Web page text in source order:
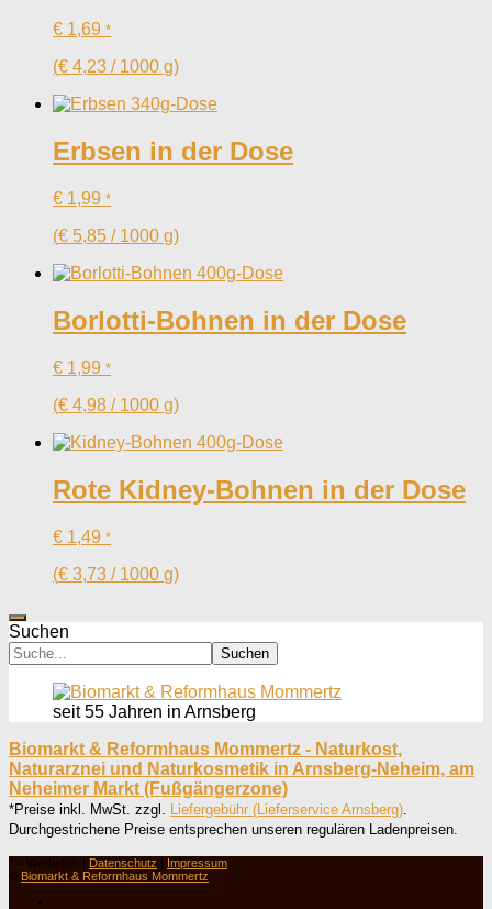
€ 1,69 *
(€ 4,23 / 1000 g)
Erbsen in der Dose
€ 1,99 *
(€ 5,85 / 1000 g)
Borlotti-Bohnen in der Dose
€ 1,99 *
(€ 4,98 / 1000 g)
Rote Kidney-Bohnen in der Dose
€ 1,49 *
(€ 3,73 / 1000 g)
Suchen
Suchen
seit 55 Jahren in Arnsberg
Biomarkt & Reformhaus Mommertz - Naturkost,
Naturarznei und Naturkosmetik in Arnsberg-Neheim, am
Neheimer Markt (Fußgängerzone)
*Preise inkl. MwSt. zzgl. Liefergebühr (Lieferservice Arnsberg)
Durchgestrichene Preise entsprechen unseren regulären Ladenpreisen.
° = Werbelink | Datenschutz | Impressum
© Biomarkt & Reformhaus Mommertz